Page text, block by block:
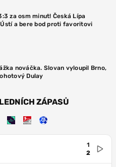
za osm minut! Česká Lípa
a bere bod proti favoritovi
nováčka. Slovan vyloupil Brno,
Dulay
ZÁPASŮ
1
2